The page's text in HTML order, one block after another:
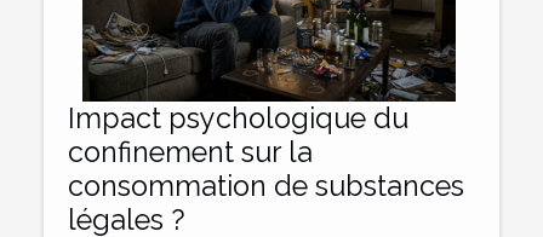
Impact psychologique du
confinement sur la
consommation de substances
légales ?